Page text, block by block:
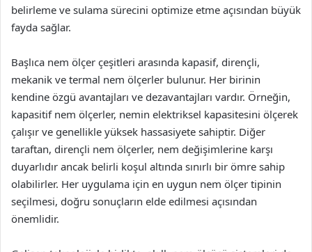
belirleme ve sulama sürecini optimize etme açısından büyük
fayda sağlar.
Başlıca nem ölçer çeşitleri arasında kapasif, dirençli,
mekanik ve termal nem ölçerler bulunur. Her birinin
kendine özgü avantajları ve dezavantajları vardır. Örneğin,
kapasitif nem ölçerler, nemin elektriksel kapasitesini ölçerek
çalışır ve genellikle yüksek hassasiyete sahiptir. Diğer
taraftan, dirençli nem ölçerler, nem değişimlerine karşı
duyarlıdır ancak belirli koşul altında sınırlı bir ömre sahip
olabilirler. Her uygulama için en uygun nem ölçer tipinin
seçilmesi, doğru sonuçların elde edilmesi açısından
önemlidir.